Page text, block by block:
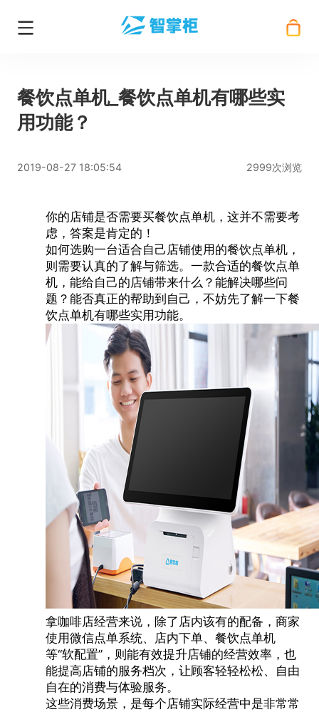
餐饮点单机_餐饮点单机有哪些实
用功能？
2019-08-27 18:05:54 2999次浏览
你的店铺是否需要买餐饮点单机，这并不需要考
虑，答案是肯定的！
如何选购一台适合自己店铺使用的餐饮点单机，
则需要认真的了解与筛选。一款合适的餐饮点单
机，能给自己的店铺带来什么？能解决哪些问
题？能否真正的帮助到自己，不妨先了解一下餐
饮点单机有哪些实用功能。
拿咖啡店经营来说，除了店内该有的配备，商家
使用微信点单系统、店内下单、餐饮点单机
等“软配置”，则能有效提升店铺的经营效率，也
能提高店铺的服务档次，让顾客轻轻松松、自由
自在的消费与体验服务。
这些消费场景，是每个店铺实际经营中是非常常